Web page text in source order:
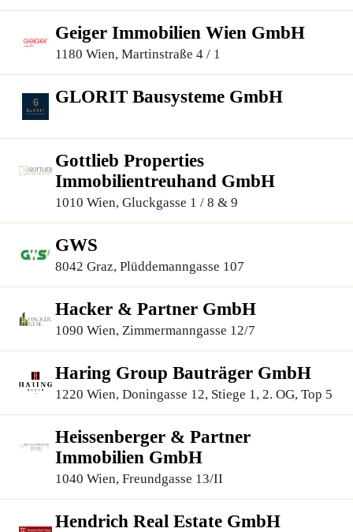
Geiger Immobilien Wien GmbH
1180 Wien, Martinstraße 4 / 1
GLORIT Bausysteme GmbH
Gottlieb Properties
Immobilientreuhand GmbH
1010 Wien, Gluckgasse 1 / 8 & 9
GWS
8042 Graz, Plüddemanngasse 107
Hacker & Partner GmbH
1090 Wien, Zimmermanngasse 12/7
Haring Group Bauträger GmbH
1220 Wien, Doningasse 12, Stiege 1, 2. OG, Top 5
Heissenberger & Partner
Immobilien GmbH
1040 Wien, Freundgasse 13/II
Hendrich Real Estate GmbH